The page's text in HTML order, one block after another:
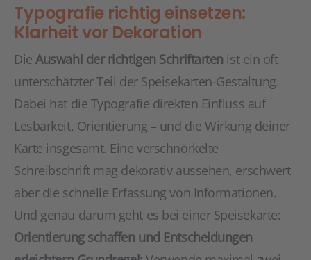
Typografie richtig einsetzen:
Klarheit vor Dekoration
DieAuswahl der richtigen Schriftarten ist ein oft
unterschätzter Teil der Speisekarten-Gestaltung.
Dabei hat die Typografie direkten Einfluss auf
Lesbarkeit, Orientierung – und die Wirkung deiner
Karte insgesamt. Eine verschnörkelte
Schreibschrift mag dekorativ aussehen, erschwert
aber die schnelle Erfassung von Informationen.
Und genau darum geht es bei einer Speisekarte:
Orientierung schaffen und Entscheidungen